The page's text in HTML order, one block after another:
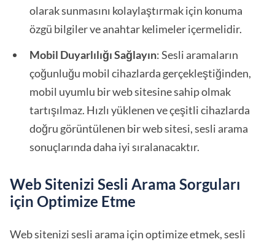
olarak sunmasını kolaylaştırmak için konuma
özgü bilgiler ve anahtar kelimeler içermelidir.
Mobil Duyarlılığı Sağlayın: Sesli aramaların
çoğunluğu mobil cihazlarda gerçekleştiğinden,
mobil uyumlu bir web sitesine sahip olmak
tartışılmaz. Hızlı yüklenen ve çeşitli cihazlarda
doğru görüntülenen bir web sitesi, sesli arama
sonuçlarında daha iyi sıralanacaktır.
Web Sitenizi Sesli Arama Sorguları
için Optimize Etme
Web sitenizi sesli arama için optimize etmek, sesli